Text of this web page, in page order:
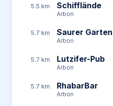
5.5 km Schifflände
Arbon
5.7 km Saurer Garten
Arbon
5.7 km Lutzifer-Pub
Arbon
5.7 km RhabarBar
Arbon